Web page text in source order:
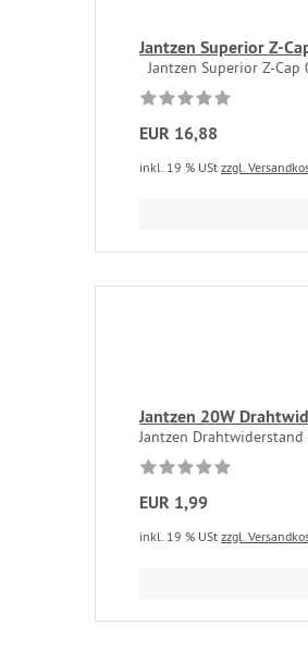
Jantzen Superior Z-
Jantzen Superior Z-
EUR 16,88
inkl. 19 % USt zzgl.
Jantzen 20W
Jantzen
EUR 1,99
inkl. 19 % USt zzgl.